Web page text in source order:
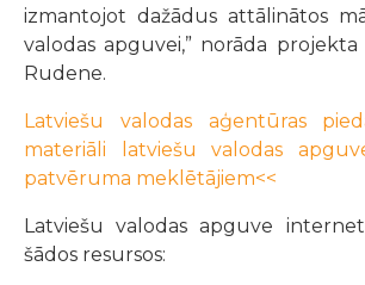
izmantojot dažādus attālinātos
valodas apguvei,” norāda
Rudene.
Latviešu valodas aģentūras
materiāli latviešu valodas
patvēruma meklētājiem<<
Latviešu valodas apguve
šādos resursos: